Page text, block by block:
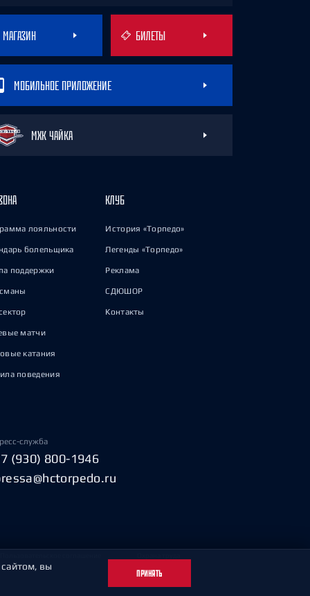
МАГАЗИН БИЛЕТЫ
МОБИЛЬНОЕ ПРИЛОЖЕНИЕ
МХК ЧАЙКА
лояльности
болельщика
поддержки
матчи
катания
поведения
КЛУБ
История «Торпедо»
Легенды «Торпедо»
Реклама
СДЮШОР
Контакты
служба
(930) 800-1946
сайтом, вы
ПРИНЯТЬ